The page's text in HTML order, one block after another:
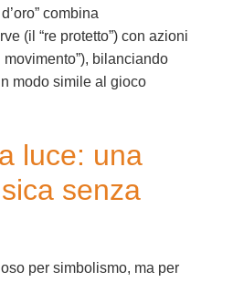
combina
(il “re protetto”) con azioni
bilanciando
modo simile al gioco
luce: una
senza
per simbolismo, ma per